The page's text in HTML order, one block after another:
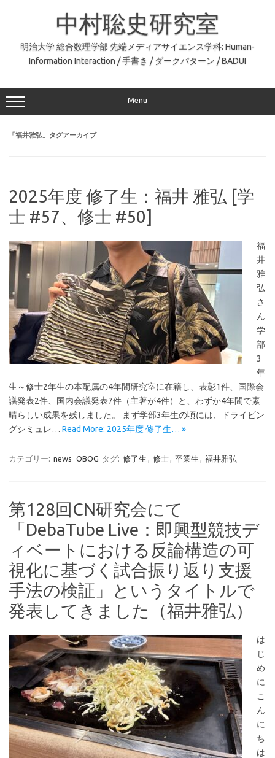
中村聡史研究室
明治大学 総合数理学部 先端メディアサイエンス学科: Human-
Information Interaction / 手書き / ダークパターン / BADUI
Menu
「福井雅弘 」タグアーカイブ
2025年度 修了生：福井 雅弘 [学
士 #57、修士 #50]
福
井
雅
弘
さ
ん
学
部
3
年
生～修士2年生の本配属の4年間研究室に在籍し、表彰1件、国際会
議発表2件、国内会議発表7件（主著が4件）と、わずか4年間で素
晴らしい成果を残しました。 まず学部3年生の頃には、ドライビン
グシミュレ… Read More: 2025年度 修了生… »
カテゴリー: news OBOG タグ: 修了生 , 修士, 卒業生 , 福井雅弘
第128回CN研究会にて
「DebaTube Live：即興型競技デ
ィベートにおける反論構造の可
視化に基づく試合振り返り支援
手法の検証」というタイトルで
発表してきました（福井雅弘）
は
じ
め
に
こ
ん
に
ち
は